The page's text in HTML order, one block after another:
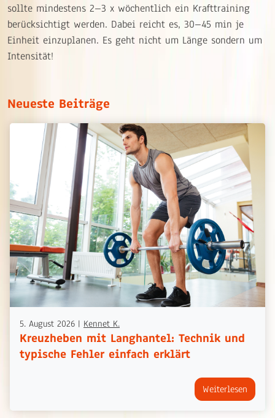
sollte mindestens 2–3 x wöchentlich ein Krafttraining
berücksichtigt werden. Dabei reicht es, 30–45 min je
Einheit einzuplanen. Es geht nicht um Länge sondern um
Intensität!
Neueste Beiträge
5. August 2026 | Kennet K.
Kreuzheben mit Langhantel: Technik und
typische Fehler einfach erklärt
Weiterlesen